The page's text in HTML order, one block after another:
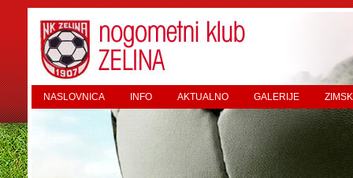
NASLOVNICA INFO AKTUALNO GALERIJE